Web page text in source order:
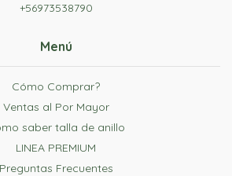
+56973538790
Menú
Cómo Comprar?
Ventas al Por Mayor
saber talla de anillo
LINEA PREMIUM
Preguntas Frecuentes